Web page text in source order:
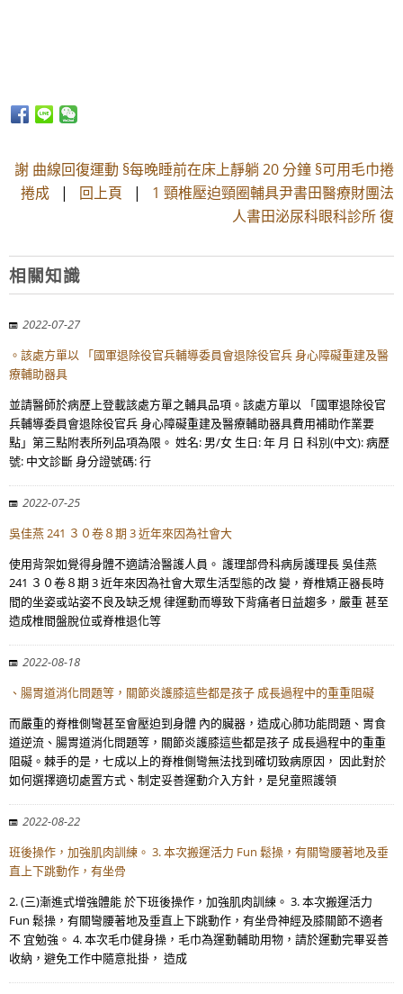
謝 曲線回復運動 §每晚睡前在床上靜躺 20 分鐘 §可用毛巾捲
捲成
| 回上頁 | 1 頸椎壓迫頸圈輔具尹書田醫療財團法
人書田泌尿科眼科診所 復
相關知識
2022-07-27
。該處方單以 「國軍退除役官兵輔導委員會退除役官兵 身心障礙重建及醫
療輔助器具
並請醫師於病歷上登載該處方單之輔具品項。該處方單以 「國軍退除役官
兵輔導委員會退除役官兵 身心障礙重建及醫療輔助器具費用補助作業要
點」第三點附表所列品項為限。 姓名: 男/女 生日: 年 月 日 科別(中文): 病歷
號: 中文診斷 身分證號碼: 行
2022-07-25
吳佳燕 241 ３０卷８期 3 近年來因為社會大
使用背架如覺得身體不適請洽醫護人員。 護理部骨科病房護理長 吳佳燕
241 ３０卷８期 3 近年來因為社會大眾生活型態的改 變，脊椎矯正器長時
間的坐姿或站姿不良及缺乏規 律運動而導致下背痛者日益趨多，嚴重 甚至
造成椎間盤脫位或脊椎退化等
2022-08-18
、腸胃道消化問題等，關節炎護膝這些都是孩子 成長過程中的重重阻礙
而嚴重的脊椎側彎甚至會壓迫到身體 內的臟器，造成心肺功能問題、胃食
道逆流、腸胃道消化問題等，關節炎護膝這些都是孩子 成長過程中的重重
阻礙。棘手的是，七成以上的脊椎側彎無法找到確切致病原因， 因此對於
如何選擇適切處置方式、制定妥善運動介入方針，是兒童照護領
2022-08-22
班後操作，加強肌肉訓練。 3. 本次搬運活力 Fun 鬆操，有關彎腰著地及垂
直上下跳動作，有坐骨
2. (三)漸進式增強體能 於下班後操作，加強肌肉訓練。 3. 本次搬運活力
Fun 鬆操，有關彎腰著地及垂直上下跳動作，有坐骨神經及膝關節不適者
不 宜勉強。 4. 本次毛巾健身操，毛巾為運動輔助用物，請於運動完畢妥善
收納，避免工作中隨意批掛， 造成